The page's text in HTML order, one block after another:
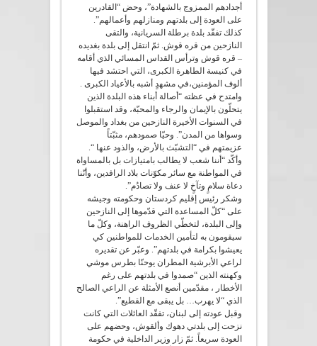
أجدادهم الممزوج بالشهادة”، وحض “القادرين
على العودة إلى بلدتهم ومنازلهم وأعمالهم”.
كذلك تفقّد بلدة برطلة السريانية، والتقى
النازحين من قره قوش. ثمّ انتقل إلى بلدة بغديده
– قره قوش وترأس القداس المسائي الذي أقامه
في كنيسة الطاهرة الكبرى، التي احتشد فيها
ألوف المؤمنين،في مشهدٍ أشبه بالأعياد الكبرى .
وامتدح في عظته “أصالة أبناء هذه البلدة الذين
يتحلّون بالإيمان والرجاء والمحبّة، وقد استقبلوا
في السنوات الأخيرة النازحين من بغداد والموصل
وسواها من المدن”. وحيّا صمودهم، مثبّتاً
عزيمتهم في “التشبّث بالأرض، والذود عنها “.
وأكّد “أننا شعب لا يطالب بامتيازات بل بالمساواة
في المواطنة مع سائر مكوّنات بلاد الرافدين، وأنّنا
دعاة سلامٍ وتآخٍ لا عنف ولا تصادُم”.
وشكر رئيس إقليم كردستان وحكومته وجيشه
على “كلّ المساعدة التي قدّموها إلى النازحين
وإلى البلدة، لتخطّي الظروف الراهنة، وكلّ ما
سيقومون به لتأمين الخدمات للمواطنين كي
يعيشوا بكرامة في بلدتهم”. وعبّر عن تقديره
لراعي الأبرشية المطران يوحنّا بطرس موشي
وكهنته الذين “صمدوا في بلدتهم على رغم
الأخطار ، مقدّمين أنصع الأمثلة عن الراعي الصالح
الذي “لا يهرب… بل يبقى مع القطيع”.
وقبل عودته إلى لبنان، تفقّد العائلات التي كانت
نزحت إلى بلدتي دهوك وألقوش، وحضهم على
العودة سريعاً. ثمّ زار وزير الداخلية في حكومة